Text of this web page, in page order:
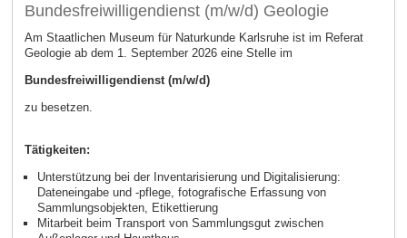
Bundesfreiwilligendienst (m/w/d) Geologie
Am Staatlichen Museum für Naturkunde Karlsruhe ist im Referat
Geologie ab dem 1. September 2026 eine Stelle im
Bundesfreiwilligendienst (m/w/d)
zu besetzen.
Tätigkeiten:
Unterstützung bei der Inventarisierung und Digitalisierung:
Dateneingabe und -pflege, fotografische Erfassung von
Sammlungsobjekten, Etikettierung
Mitarbeit beim Transport von Sammlungsgut zwischen